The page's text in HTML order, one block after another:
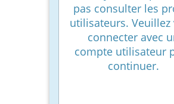
pas consulter les
utilisateurs. Veuillez
connecter avec
compte utilisateur
continuer.